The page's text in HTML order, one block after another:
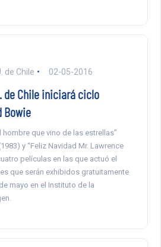
de Chile 02-05-2016
de Chile iniciará ciclo
Bowie
hombre que vino de las estrellas”
y “Feliz Navidad Mr. Lawrence
películas en las que actuó el
que serán exhibidos gratuitamente
mayo en el Instituto de la